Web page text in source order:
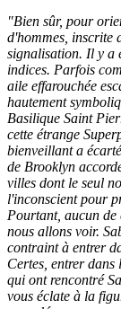
"Bien sûr, pour
d'hommes, inscrite
signalisation. Il y a
indices. Parfois
aile effarouchée
hautement
Basilique Saint
cette étrange
bienveillant a
de Brooklyn
villes dont le seul
l'inconscient pour
Pourtant, aucun de
nous allons voir.
contraint à entrer
Certes, entrer
qui ont rencontré
vous éclate à la